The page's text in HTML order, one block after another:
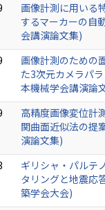
画像計測に用いる
するマーカーの自
会講演論文集)
画像計測のための
た3次元カメラパ
本機械学会講演論
高精度画像変位計
関曲面近似法の提
演論文集)
ギリシャ・パルテ
タリングと地震応
築学会大会)